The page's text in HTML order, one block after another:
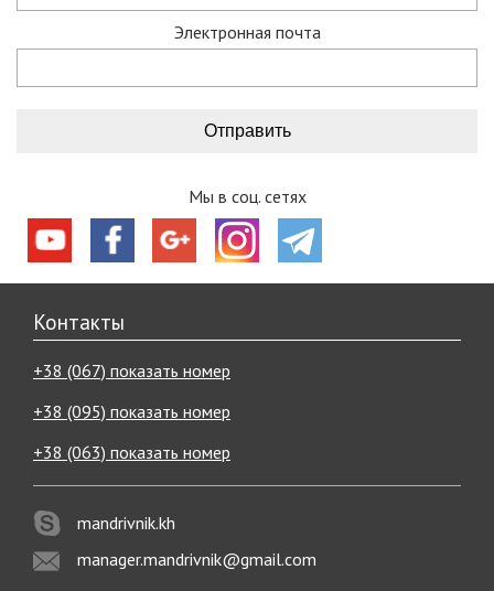
Электронная почта
Мы в соц. сетях
Контакты
+38 (067) показать номер
+38 (095) показать номер
+38 (063) показать номер
mandrivnik.kh
manager.mandrivnik@gmail.com